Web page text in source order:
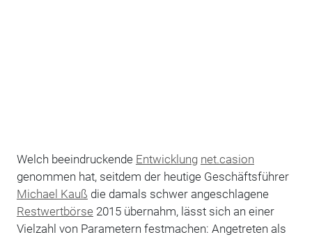
Welch beeindruckende Entwicklung net.casion
genommen hat, seitdem der heutige Geschäftsführer
Michael Kauß die damals schwer angeschlagene
Restwertbörse 2015 übernahm, lässt sich an einer
Vielzahl von Parametern festmachen: Angetreten als